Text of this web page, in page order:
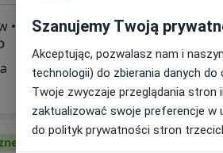
• Mapa
250 zł
płatności
Szanujemy Twoją
Akceptując, pozwalasz nam i
technologii) do zbierania danych
Twoje zwyczaje przeglądania
zaktualizować swoje preferencje w
do polityk prywatności stron